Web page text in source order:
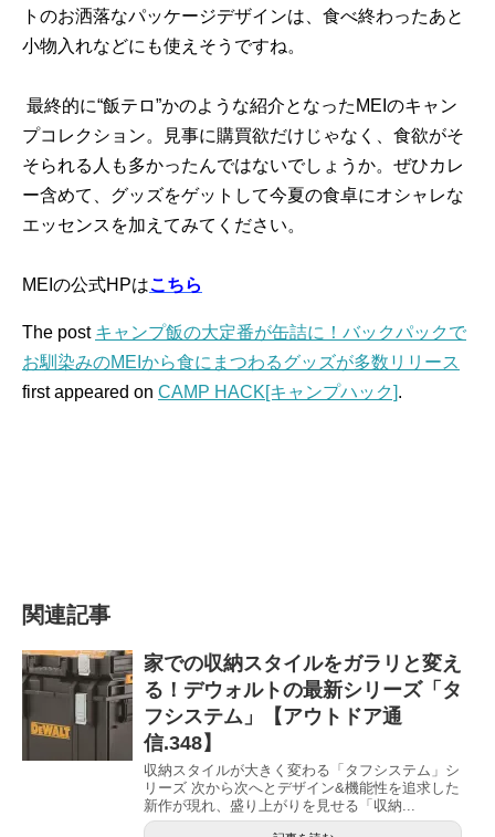
トのお洒落なパッケージデザインは、食べ終わったあと
小物入れなどにも使えそうですね。
最終的に“飯テロ”かのような紹介となったMEIのキャン
プコレクション。見事に購買欲だけじゃなく、食欲がそ
そられる人も多かったんではないでしょうか。ぜひカレ
ー含めて、グッズをゲットして今夏の食卓にオシャレな
エッセンスを加えてみてください。
MEIの公式HPはこちら
The post キャンプ飯の大定番が缶詰に！バックパックで
お馴染みのMEIから食にまつわるグッズが多数リリース
first appeared on CAMP HACK[キャンプハック].
関連記事
家での収納スタイルをガラリと変え
る！デウォルトの最新シリーズ「タ
フシステム」【アウトドア通
信.348】
収納スタイルが大きく変わる「タフシステム」シ
リーズ 次から次へとデザイン&機能性を追求した
新作が現れ、盛り上がりを見せる「収納...